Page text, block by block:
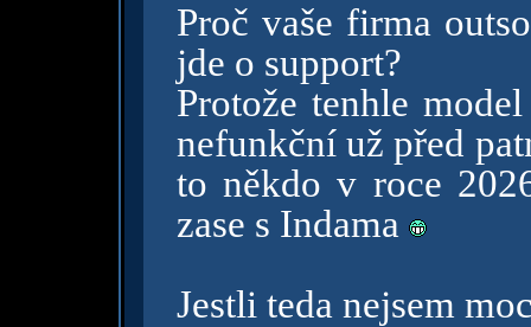
Proč vaše firma
jde o support?
Protože tenhle
nefunkční už před
to někdo v roce
zase s Indama
Jestli teda nejsem